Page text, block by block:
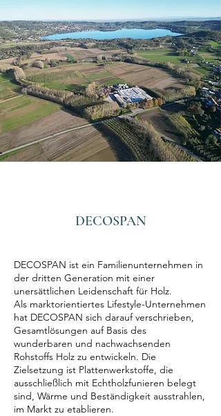
DECOSPAN
DECOSPAN ist ein Familienunternehmen in
der dritten Generation mit einer
unersättlichen Leidenschaft für Holz.
Als marktorientiertes Lifestyle-Unternehmen
hat DECOSPAN sich darauf verschrieben,
Gesamtlösungen auf Basis des
wunderbaren und nachwachsenden
Rohstoffs Holz zu entwickeln. Die
Zielsetzung ist Plattenwerkstoffe, die
ausschließlich mit Echtholzfunieren belegt
sind, Wärme und Beständigkeit ausstrahlen,
im Markt zu etablieren.